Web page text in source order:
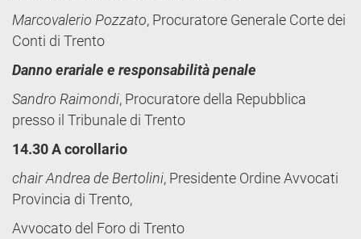
Marcovalerio Pozzato, Procuratore Generale Corte dei
Conti di Trento
Danno erariale e responsabilità penale
Sandro Raimondi, Procuratore della Repubblica
presso il Tribunale di Trento
14.30 A corollario
chair Andrea de Bertolini, Presidente Ordine Avvocati
Provincia di Trento,
Avvocato del Foro di Trento